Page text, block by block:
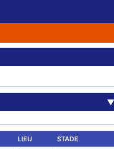
▼
LIEU STADE